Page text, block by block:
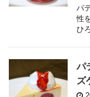
パ
性
ひ
パ
ズ